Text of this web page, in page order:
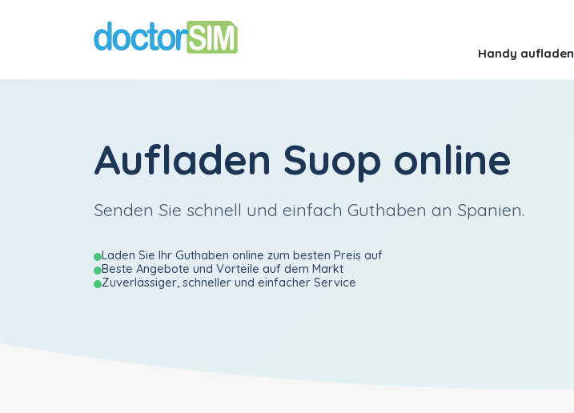
Handy aufladen
Aufladen Suop online
Senden Sie schnell und einfach Guthaben an Spanien.
Laden Sie Ihr Guthaben online zum besten Preis auf
Beste Angebote und Vorteile auf dem Markt
Zuverlässiger, schneller und einfacher Service